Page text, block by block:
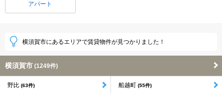
アパート
横須賀市にあるエリアで賃貸物件が見つかりました！
横須賀市 (1249件)
野比 (63件) 船越町 (55件)